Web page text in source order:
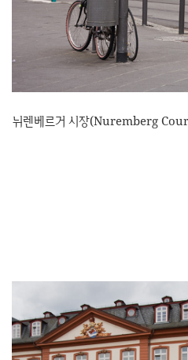
뉘렌베르거 시장(Nuremberg